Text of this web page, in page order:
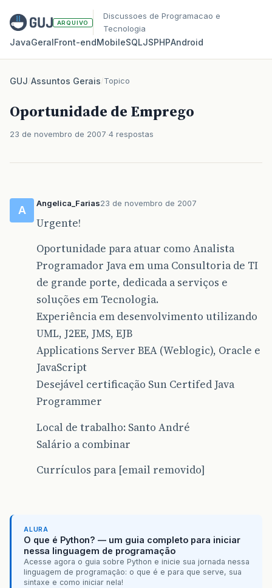
ARQUIVO
Discussoes de Programacao e
Tecnologia
JavaGeralFront‑endMobileSQLJSPHPAndroid
GUJ/Assuntos Gerais/Topico
Oportunidade de Emprego
23 de novembro de 2007 4 respostas
A
Angelica_Farias23 de novembro de 2007
Urgente!
Oportunidade para atuar como Analista
Programador Java em uma Consultoria de TI
de grande porte, dedicada a serviços e
soluções em Tecnologia.
Experiência em desenvolvimento utilizando
UML, J2EE, JMS, EJB
Applications Server BEA (Weblogic), Oracle e
JavaScript
Desejável certificação Sun Certifed Java
Programmer
Local de trabalho: Santo André
Salário a combinar
Currículos para [email removido]
ALURA
O que é Python? — um guia completo para iniciar
nessa linguagem de programação
Acesse agora o guia sobre Python e inicie sua jornada nessa
linguagem de programação: o que é e para que serve, sua
sintaxe e como iniciar nela!